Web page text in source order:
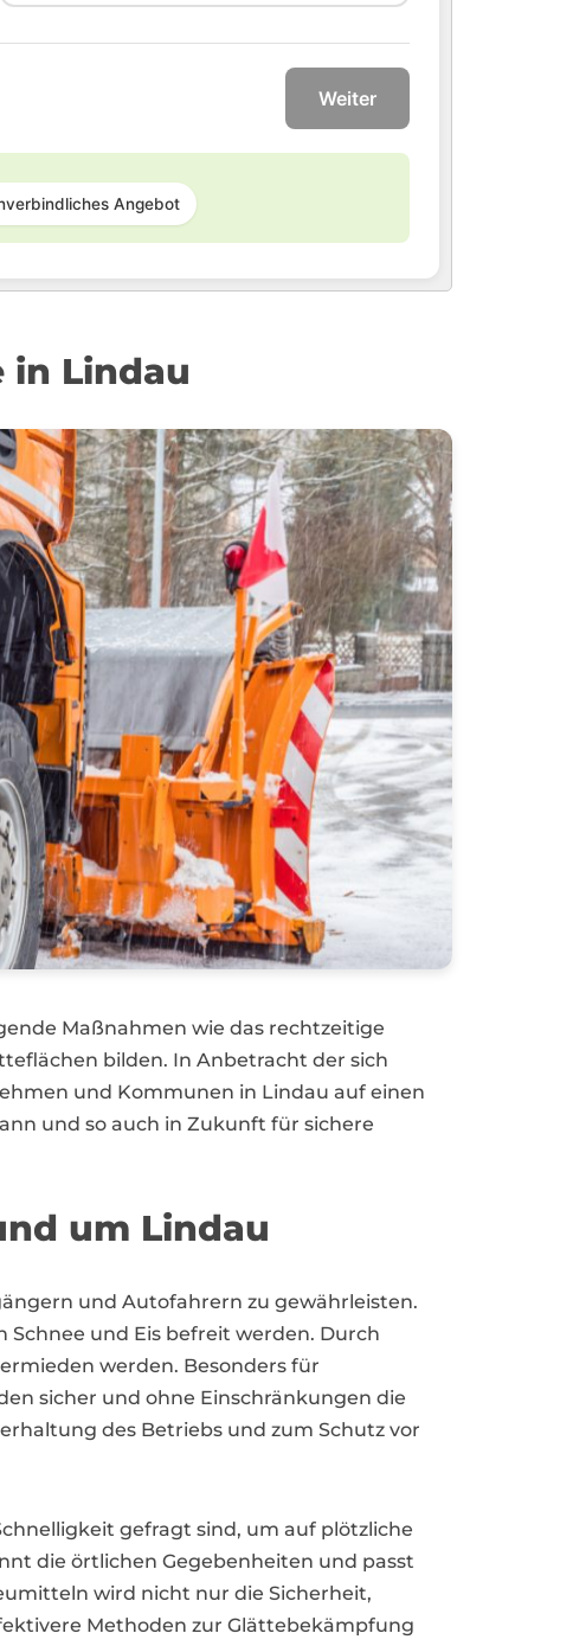
Weiter
Angebot
in Lindau
Maßnahmen wie das rechtzeitige
bilden. In Anbetracht der sich
und Kommunen in Lindau auf einen
und so auch in Zukunft für sichere
um Lindau
und Autofahrern zu gewährleisten.
Schnee und Eis befreit werden. Durch
werden. Besonders für
sicher und ohne Einschränkungen die
des Betriebs und zum Schutz vor
gefragt sind, um auf plötzliche
die örtlichen Gegebenheiten und passt
wird nicht nur die Sicherheit,
Methoden zur Glättebekämpfung